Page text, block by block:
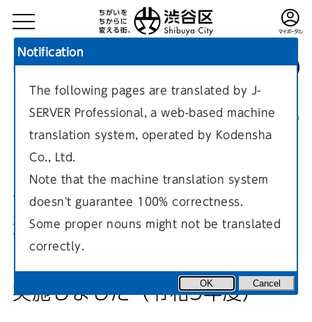
大山街道の街並みづくり
現在のページ
道玄坂で『歩行者中心の道路空
間の実現に向けた社会実験』を
実施しました（令和5年度）
Notification
The following pages are translated by J-
SERVER Professional, a web-based machine
translation system, operated by Kodensha
Co., Ltd.
Note that the machine translation system
doesn't guarantee 100% correctness.
Some proper nouns might not be translated
correctly.
OK Cancel